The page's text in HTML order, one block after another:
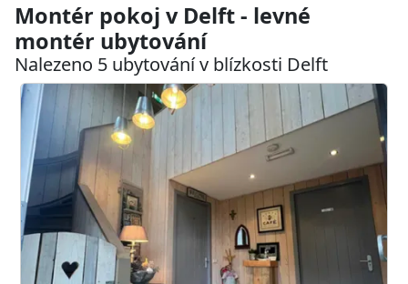
Montér pokoj v Delft - levné
montér ubytování
Nalezeno 5 ubytování v blízkosti Delft